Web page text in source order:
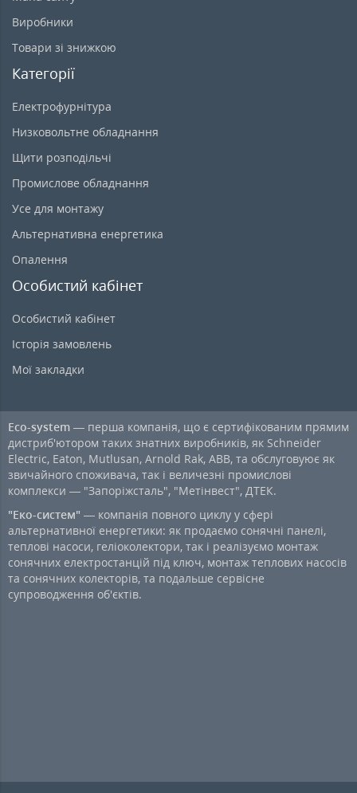
Виробники
Товари зі знижкою
Категорії
Електрофурнітура
Низковольтне обладнання
Щити розподільчі
Промислове обладнання
Усе для монтажу
Альтернативна енергетика
Опалення
Особистий кабінет
Особистий кабінет
Історія замовлень
Мої закладки
Eco-system — перша компанія, що є сертифікованим прямим
дистриб'ютором таких знатних виробників, як Schneider
Electric, Eaton, Mutlusan, Arnold Rak, ABB, та обслуговуює як
звичайного споживача, так і величезні промислові
комплекси — "Запоріжсталь", "Метінвест", ДТЕК.
"Еко-систем" — компанія повного циклу у сфері
альтернативної енергетики: як продаємо сонячні панелі,
теплові насоси, геліоколектори, так і реалізуємо монтаж
сонячних електростанцій під ключ, монтаж теплових насосів
та сонячних колекторів, та подальше сервісне
супроводження об'єктів.